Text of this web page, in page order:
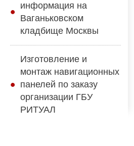
информация на
Ваганьковском
кладбище Москвы
Изготовление и
монтаж навигационных
панелей по заказу
организации ГБУ
РИТУАЛ